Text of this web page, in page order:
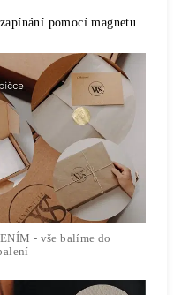
pomocí magnetu.
- vše balíme do